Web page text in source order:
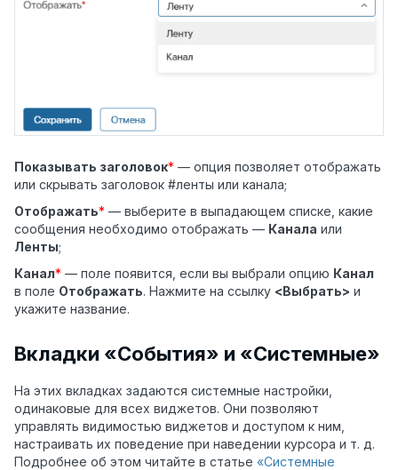
Показывать заголовок* — опция позволяет отображать
или скрывать заголовок #ленты или канала;
Отображать* — выберите в выпадающем списке, какие
сообщения необходимо отображать — Канала или
Ленты;
Канал* — поле появится, если вы выбрали опцию Канал
в поле Отображать. Нажмите на ссылку <Выбрать> и
укажите название.
Вкладки «События» и «Системные»
На этих вкладках задаются системные настройки,
одинаковые для всех виджетов. Они позволяют
управлять видимостью виджетов и доступом к ним,
настраивать их поведение при наведении курсора и т. д.
Подробнее об этом читайте в статье «Системные